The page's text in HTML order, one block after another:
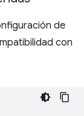
de
con